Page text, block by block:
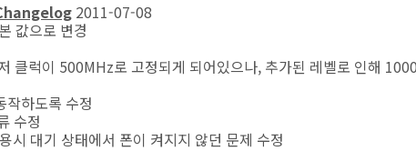
2011-07-08
값으로 변경
클럭이 500MHz로 고정되게 되어있으나, 추가된 레벨로 인해
하도록 수정
수정
대기 상태에서 폰이 켜지지 않던 문제 수정